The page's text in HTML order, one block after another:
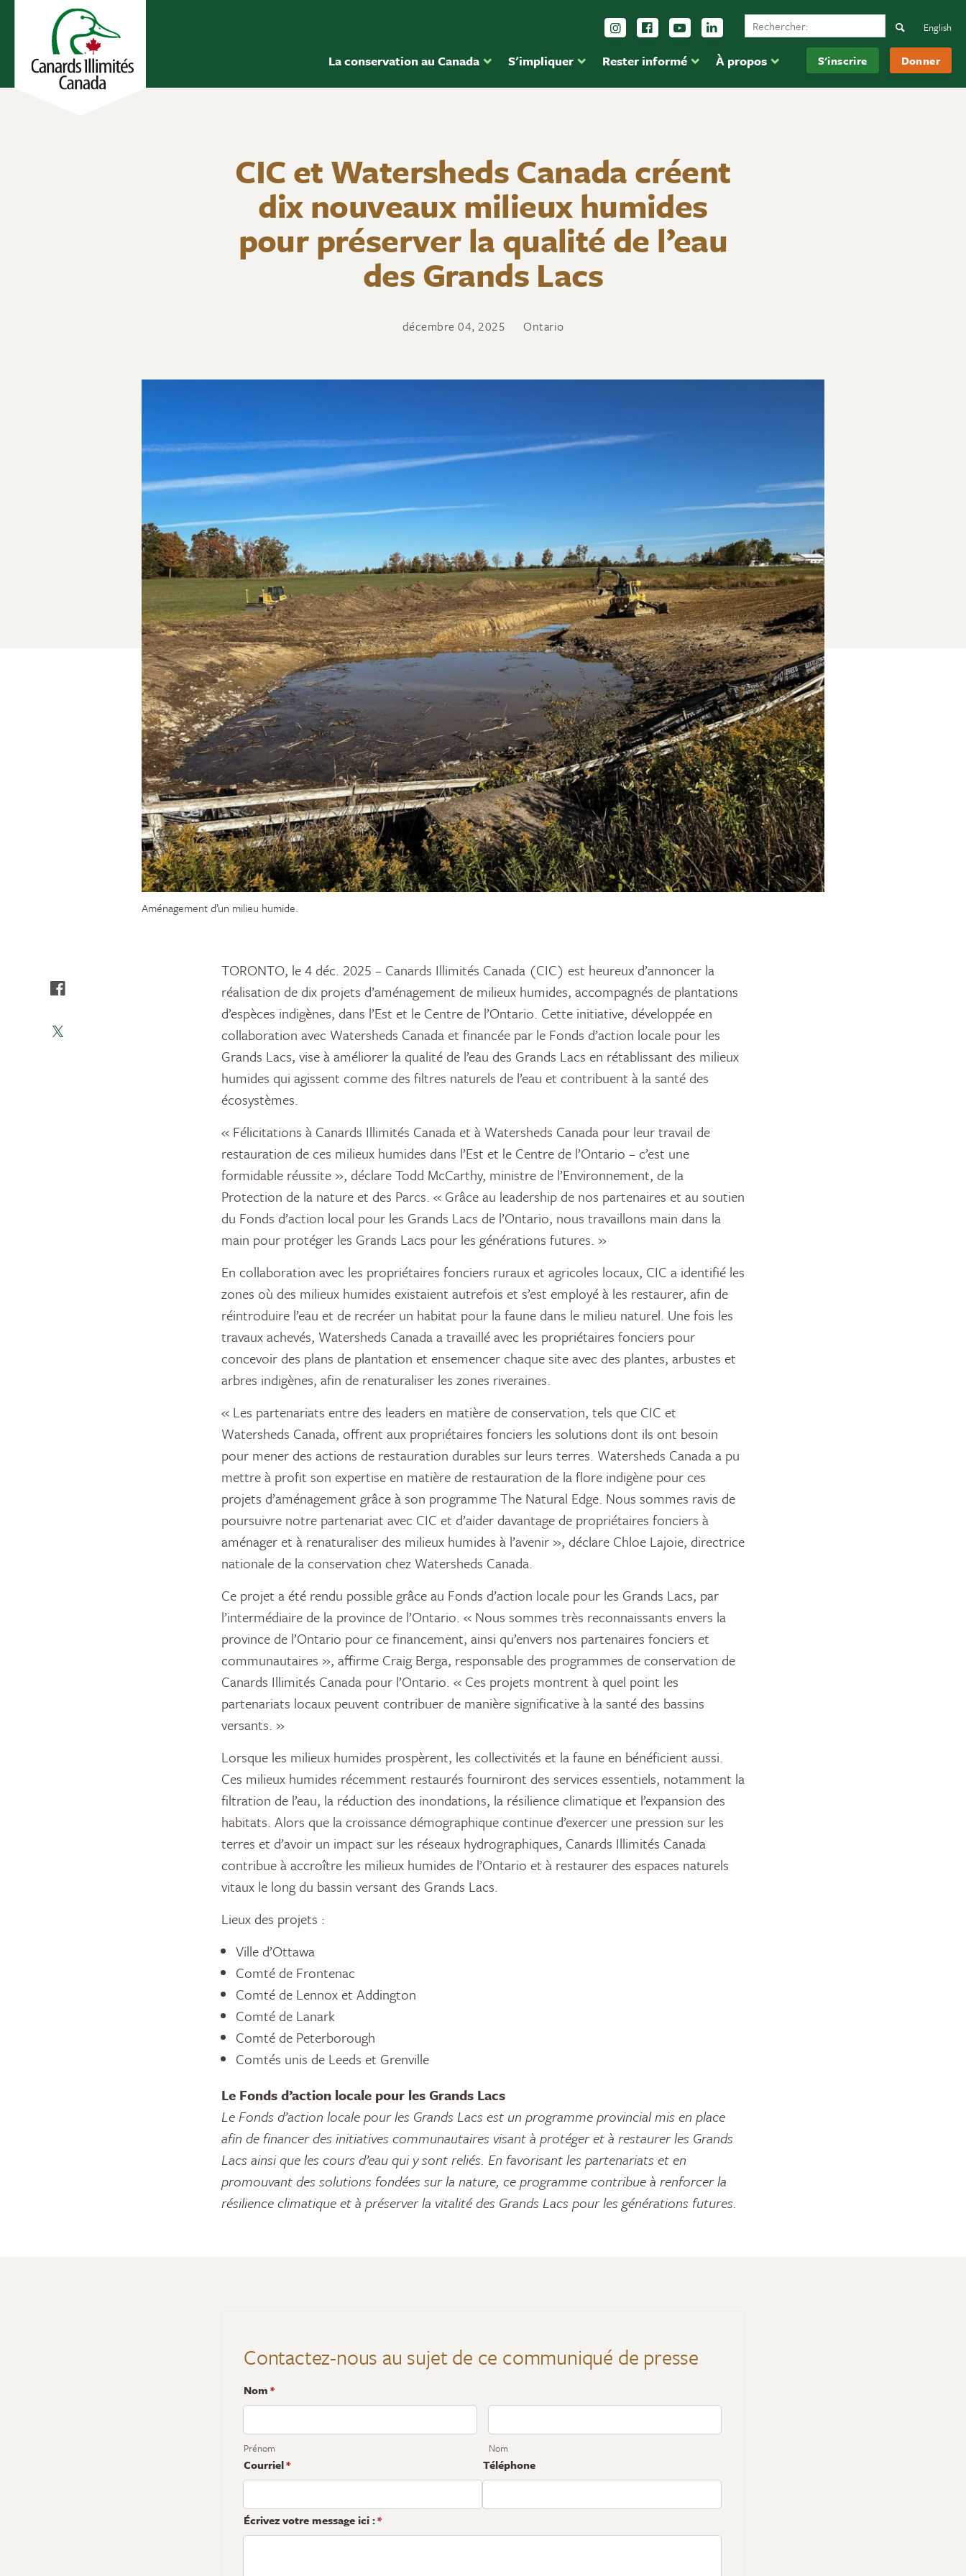
La conservation au Canada S'impliquer Rester informé À propos S'inscrire Donner
Suivez-nous sur Instagram
Suivez-nous sur Facebook
Inscrivez-vous sur YouTube
Suivez-nous sur LinkedIn
Search Ducks Unlimited CanadaSearch
English
CIC et Watersheds Canada créent
dix nouveaux milieux humides
pour préserver la qualité de l’eau
des Grands Lacs
décembre 04, 2025 Ontario
Aménagement d’un milieu humide.
TORONTO, le 4 déc. 2025 – Canards Illimités Canada (CIC) est heureux d’annoncer la
réalisation de dix projets d’aménagement de milieux humides, accompagnés de plantations
d’espèces indigènes, dans l’Est et le Centre de l’Ontario. Cette initiative, développée en
collaboration avec Watersheds Canada et financée par le Fonds d’action locale pour les
Grands Lacs, vise à améliorer la qualité de l’eau des Grands Lacs en rétablissant des milieux
humides qui agissent comme des filtres naturels de l’eau et contribuent à la santé des
écosystèmes.
« Félicitations à Canards Illimités Canada et à Watersheds Canada pour leur travail de
restauration de ces milieux humides dans l’Est et le Centre de l’Ontario – c’est une
formidable réussite », déclare Todd McCarthy, ministre de l’Environnement, de la
Protection de la nature et des Parcs. « Grâce au leadership de nos partenaires et au soutien
du Fonds d’action local pour les Grands Lacs de l’Ontario, nous travaillons main dans la
main pour protéger les Grands Lacs pour les générations futures. »
En collaboration avec les propriétaires fonciers ruraux et agricoles locaux, CIC a identifié les
zones où des milieux humides existaient autrefois et s’est employé à les restaurer, afin de
réintroduire l’eau et de recréer un habitat pour la faune dans le milieu naturel. Une fois les
travaux achevés, Watersheds Canada a travaillé avec les propriétaires fonciers pour
concevoir des plans de plantation et ensemencer chaque site avec des plantes, arbustes et
arbres indigènes, afin de renaturaliser les zones riveraines.
« Les partenariats entre des leaders en matière de conservation, tels que CIC et
Watersheds Canada, offrent aux propriétaires fonciers les solutions dont ils ont besoin
pour mener des actions de restauration durables sur leurs terres. Watersheds Canada a pu
mettre à profit son expertise en matière de restauration de la flore indigène pour ces
projets d’aménagement grâce à son programme The Natural Edge. Nous sommes ravis de
poursuivre notre partenariat avec CIC et d’aider davantage de propriétaires fonciers à
aménager et à renaturaliser des milieux humides à l’avenir », déclare Chloe Lajoie, directrice
nationale de la conservation chez Watersheds Canada.
Ce projet a été rendu possible grâce au Fonds d’action locale pour les Grands Lacs, par
l’intermédiaire de la province de l’Ontario. « Nous sommes très reconnaissants envers la
province de l’Ontario pour ce financement, ainsi qu’envers nos partenaires fonciers et
communautaires », affirme Craig Berga, responsable des programmes de conservation de
Canards Illimités Canada pour l’Ontario. « Ces projets montrent à quel point les
partenariats locaux peuvent contribuer de manière significative à la santé des bassins
versants. »
Lorsque les milieux humides prospèrent, les collectivités et la faune en bénéficient aussi.
Ces milieux humides récemment restaurés fourniront des services essentiels, notamment la
filtration de l’eau, la réduction des inondations, la résilience climatique et l’expansion des
habitats. Alors que la croissance démographique continue d’exercer une pression sur les
terres et d’avoir un impact sur les réseaux hydrographiques, Canards Illimités Canada
contribue à accroître les milieux humides de l’Ontario et à restaurer des espaces naturels
vitaux le long du bassin versant des Grands Lacs.
Lieux des projets :
Ville d’Ottawa
Comté de Frontenac
Comté de Lennox et Addington
Comté de Lanark
Comté de Peterborough
Comtés unis de Leeds et Grenville
Le Fonds d’action locale pour les Grands Lacs
Le Fonds d’action locale pour les Grands Lacs est un programme provincial mis en place
afin de financer des initiatives communautaires visant à protéger et à restaurer les Grands
Lacs ainsi que les cours d’eau qui y sont reliés. En favorisant les partenariats et en
promouvant des solutions fondées sur la nature, ce programme contribue à renforcer la
résilience climatique et à préserver la vitalité des Grands Lacs pour les générations futures.
Contactez-nous au sujet de ce communiqué de presse
Nom*
Prénom Nom
Courriel* Téléphone
Écrivez votre message ici :*